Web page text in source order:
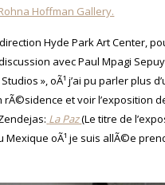
Hoffman Gallery.
Hyde Park Art Center,
avec Paul Mpagi
», oÃ¹ j’ai pu parler plus
et voir l’exposition de
La Paz(Le titre de
Mexique oÃ¹ je suis allÃ©e